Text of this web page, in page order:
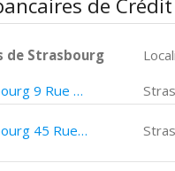
de
de Strasbourg
Crédit Agricole Strasbourg 9 Rue Paul eluard
Crédit Agricole Strasbourg 45 Rue Du Vieux Marché Aux Vins